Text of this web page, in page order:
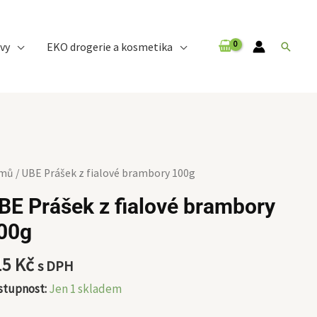
EKO drogerie a kosmetika Hledat
/ UBE Prášek z fialové brambory 100g
Prášek z fialové brambory
Kčs DPH
Jen 1 skladem